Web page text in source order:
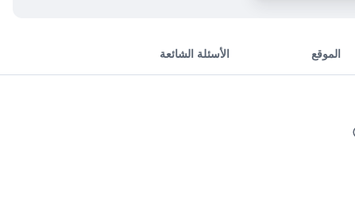
الموقع الأسئلة الشائعة